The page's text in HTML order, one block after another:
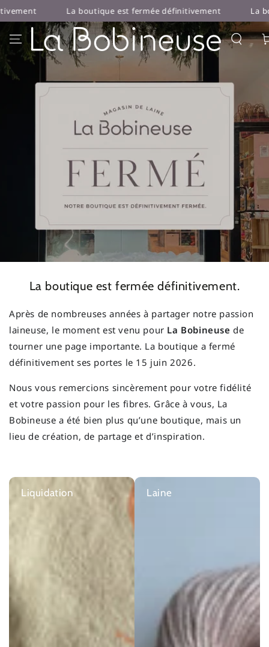
IGNORER LE
CONTENU
La boutique est fermée définitivement La boutique est
La boutique est fermée définitivement.
Après de nombreuses années à partager notre passion
laineuse, le moment est venu pour La Bobineuse de
tourner une page importante. La boutique a fermé
définitivement ses portes le 15 juin 2026.
Nous vous remercions sincèrement pour votre fidélité
et votre passion pour les fibres. Grâce à vous, La
Bobineuse a été bien plus qu’une boutique, mais un
lieu de création, de partage et d’inspiration.
Liquidation Laine